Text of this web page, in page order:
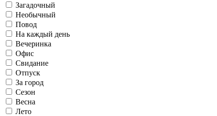
Флиртую
Рефлексирую
Сексуальный
Спортивный
Отпуск
За город
Зима
Живу в соцсетях
Люблю искусство
Загадочный
Необычный
Повод
На каждый день
Вечеринка
Офис
Свидание
Отпуск
За город
Сезон
Весна
Лето